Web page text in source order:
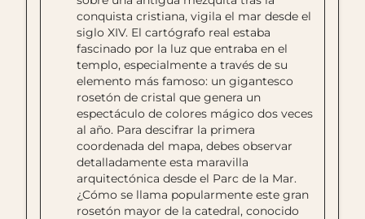
conquista cristiana, vigila el mar desde el
siglo XIV. El cartógrafo real estaba
fascinado por la luz que entraba en el
templo, especialmente a través de su
elemento más famoso: un gigantesco
rosetón de cristal que genera un
espectáculo de colores mágico dos veces
al año. Para descifrar la primera
coordenada del mapa, debes observar
detalladamente esta maravilla
arquitectónica desde el Parc de la Mar.
¿Cómo se llama popularmente este gran
rosetón mayor de la catedral, conocido